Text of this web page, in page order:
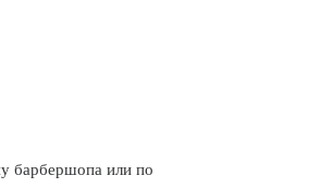
барбершопа или по